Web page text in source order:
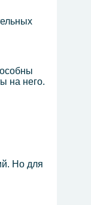
на него.
Но для